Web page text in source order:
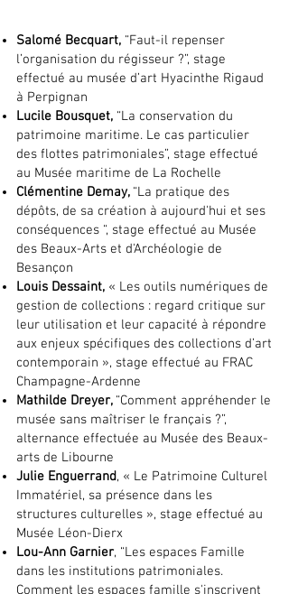
Salomé Becquart, “Faut-il repenser
l’organisation du régisseur ?”, stage
effectué au musée d’art Hyacinthe Rigaud
à Perpignan
Lucile Bousquet, “La conservation du
patrimoine maritime. Le cas particulier
des flottes patrimoniales”, stage effectué
au Musée maritime de La Rochelle
Clémentine Demay, “La pratique des
dépôts, de sa création à aujourd'hui et ses
conséquences “, stage effectué au Musée
des Beaux-Arts et d'Archéologie de
Besançon
Louis Dessaint, « Les outils numériques de
gestion de collections : regard critique sur
leur utilisation et leur capacité à répondre
aux enjeux spécifiques des collections d’art
contemporain », stage effectué au FRAC
Champagne-Ardenne
Mathilde Dreyer, “Comment appréhender le
musée sans maîtriser le français ?”,
alternance effectuée au Musée des Beaux-
arts de Libourne
Julie Enguerrand, « Le Patrimoine Culturel
Immatériel, sa présence dans les
structures culturelles », stage effectué au
Musée Léon-Dierx
Lou-Ann Garnier, “Les espaces Famille
dans les institutions patrimoniales.
Comment les espaces famille s'inscrivent